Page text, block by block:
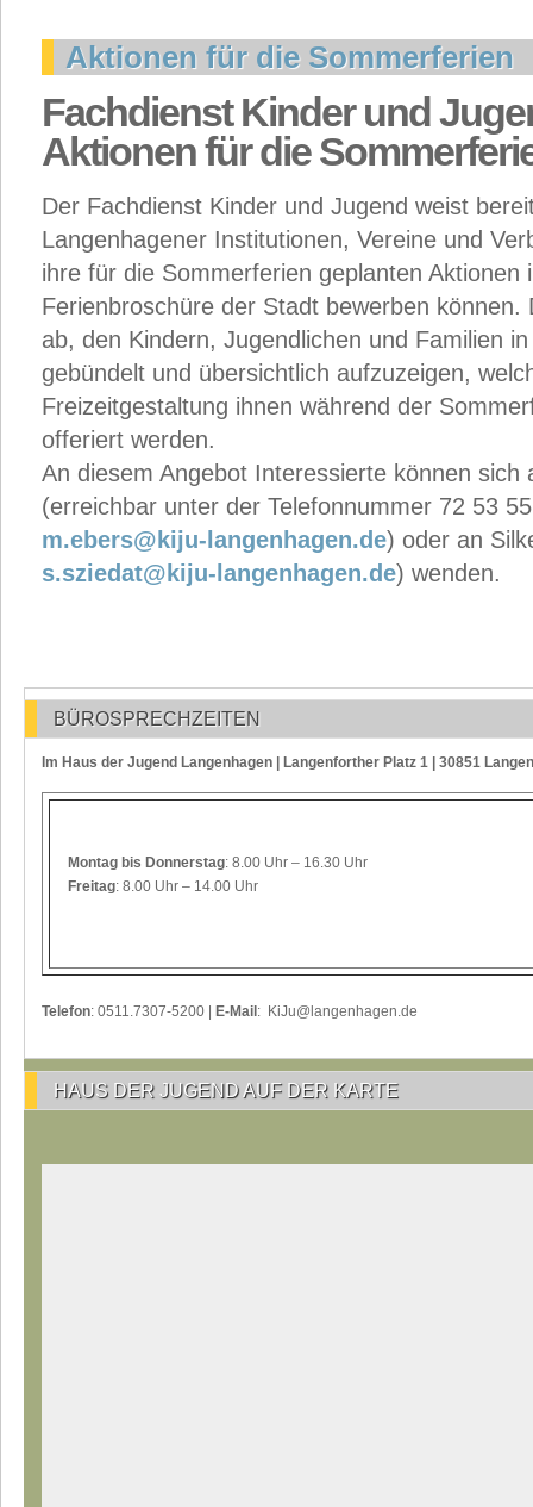
Aktionen für die Sommerferien
Fachdienst Kinder und
Aktionen für die
Der Fachdienst Kinder und Jugend weist
Langenhagener Institutionen, Vereine und
ihre für die Sommerferien geplanten Aktionen
Ferienbroschüre der Stadt bewerben können.
ab, den Kindern, Jugendlichen und Familien
gebündelt und übersichtlich aufzuzeigen,
Freizeitgestaltung ihnen während der
offeriert werden.
An diesem Angebot Interessierte können
(erreichbar unter der Telefonnummer 72 53
m.ebers@kiju-langenhagen.de) oder an
s.sziedat@kiju-langenhagen.de) wenden.
BÜROSPRECHZEITEN
Im Haus der Jugend Langenhagen | Langenforther Platz 1 | 30851
Montag bis Donnerstag: 8.00 Uhr – 16.30 Uhr
Freitag: 8.00 Uhr – 14.00 Uhr
Telefon: 0511.7307-5200 | E-Mail : KiJu@langenhagen.de
HAUS DER JUGEND AUF DER KARTE